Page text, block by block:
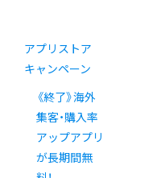
アプリストア
キャンペーン
《終了》海外
集客・購入率
アップアプリ
が長期間無